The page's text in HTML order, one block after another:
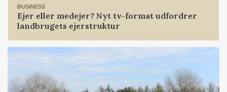
BUSINESS
Ejer eller medejer? Nyt tv-format udfordrer
landbrugets ejerstruktur